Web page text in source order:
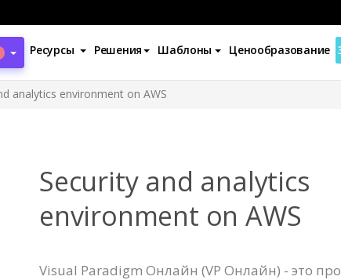
Ресурсы Решения Шаблоны Ценообразование
analytics environment on AWS
Security and analytics
environment on AWS
Visual Paradigm Онлайн (VP Онлайн) - это